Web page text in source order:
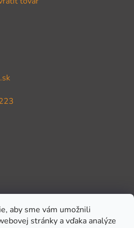
aby sme vám umožnili
stránky a vďaka analýze